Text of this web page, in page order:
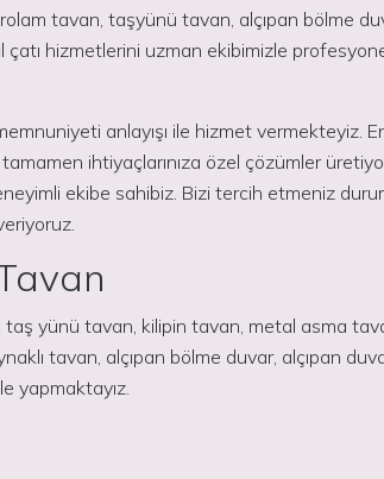
tavan, taşyünü tavan, alçıpan bölme
çatı hizmetlerini uzman ekibimizle
anlayışı ile hizmet vermekteyiz.
ihtiyaçlarınıza özel çözümler
ekibe sahibiz. Bizi tercih etmeniz
taş yünü tavan, kilipin tavan, metal asma
tavan, alçıpan bölme duvar, alçıpan
yapmaktayız.